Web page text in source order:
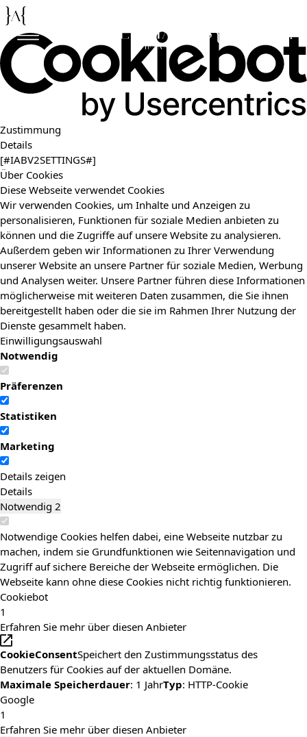
Zustimmung
Details
[#IABV2SETTINGS#]
Über Cookies
Diese Webseite verwendet Cookies
Wir verwenden Cookies, um Inhalte und Anzeigen zu
personalisieren, Funktionen für soziale Medien anbieten zu
können und die Zugriffe auf unsere Website zu analysieren.
Außerdem geben wir Informationen zu Ihrer Verwendung
unserer Website an unsere Partner für soziale Medien, Werbung
und Analysen weiter. Unsere Partner führen diese Informationen
möglicherweise mit weiteren Daten zusammen, die Sie ihnen
bereitgestellt haben oder die sie im Rahmen Ihrer Nutzung der
Dienste gesammelt haben.
Einwilligungsauswahl
Notwendig
Präferenzen
Statistiken
Marketing
Details zeigen
Details
Notwendig 2
Notwendige Cookies helfen dabei, eine Webseite nutzbar zu
machen, indem sie Grundfunktionen wie Seitennavigation und
Zugriff auf sichere Bereiche der Webseite ermöglichen. Die
Webseite kann ohne diese Cookies nicht richtig funktionieren.
Cookiebot
1
Erfahren Sie mehr über diesen Anbieter
CookieConsentSpeichert den Zustimmungsstatus des
Benutzers für Cookies auf der aktuellen Domäne.
Maximale Speicherdauer: 1 JahrTyp: HTTP-Cookie
Google
1
Erfahren Sie mehr über diesen Anbieter
En